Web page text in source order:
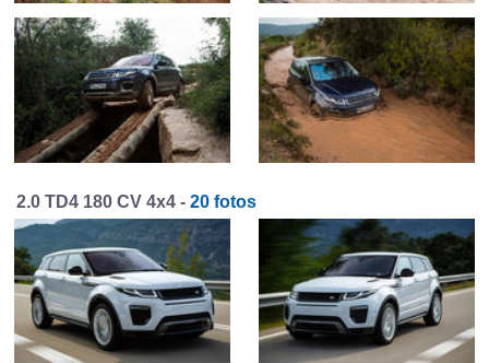
2.0 TD4 180 CV 4x4 - 20 fotos